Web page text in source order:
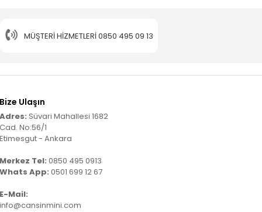
MÜŞTERI HIZMETLERI0850 495 09 13
Bize Ulaşın
Adres: Süvari Mahallesi 1682
Cad. No:56/1
Etimesgut - Ankara
Merkez Tel: 0850 495 0913
Whats App: 0501 699 12 67
E-Mail:
info@cansinmini.com